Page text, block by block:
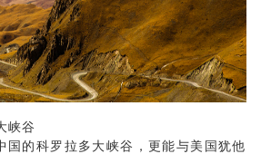
峡谷
国的科罗拉多大峡谷，更能与美国犹他